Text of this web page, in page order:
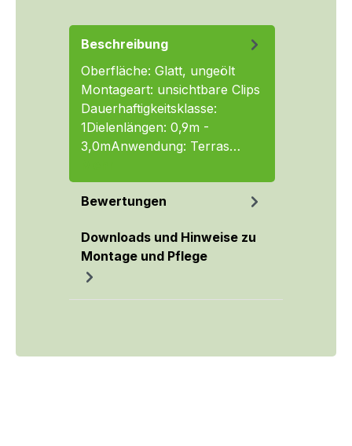
Beschreibung
Oberfläche: Glatt, ungeölt
Montageart: unsichtbare Clips
Dauerhaftigkeitsklasse:
1Dielenlängen: 0,9m -
3,0mAnwendung: Terras…
Bewertungen
Downloads und Hinweise zu
Montage und Pflege